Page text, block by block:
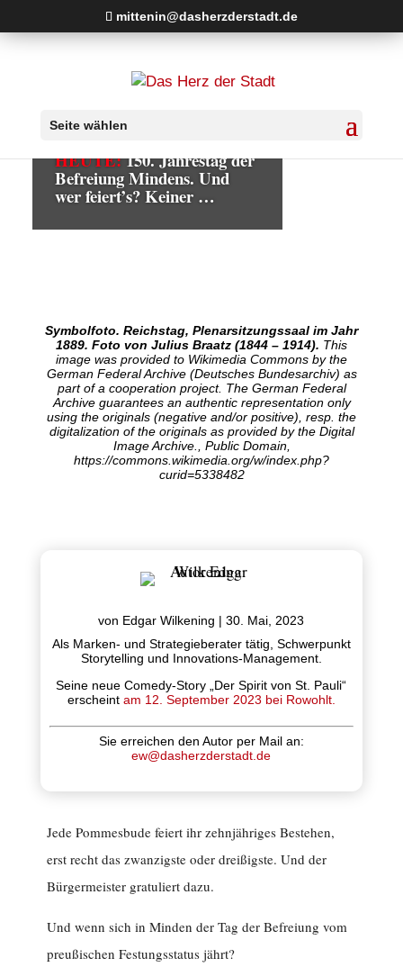
mittenin@dasherzderstadt.de
Seite wählen
HEUTE:150. Jahrestag der
Befreiung Mindens. Und
wer feiert’s? Keiner …
Symbolfoto. Reichstag, Plenarsitzungssaal im Jahr
1889. Foto von Julius Braatz (1844 – 1914). This
image was provided to Wikimedia Commons by the
German Federal Archive (Deutsches Bundesarchiv) as
part of a cooperation project. The German Federal
Archive guarantees an authentic representation only
using the originals (negative and/or positive), resp. the
digitalization of the originals as provided by the Digital
Image Archive., Public Domain,
https://commons.wikimedia.org/w/index.php?
curid=5338482
von Edgar Wilkening |30. Mai, 2023
Als Marken- und Strategieberater tätig, Schwerpunkt
Storytelling und Innovations-Management.
Seine neue Comedy-Story „Der Spirit von St. Pauli“
erscheint am 12. September 2023 bei Rowohlt.
Sie erreichen den Autor per Mail an:
ew@dasherzderstadt.de
Jede Pommesbude feiert ihr zehnjähriges Bestehen,
erst recht das zwanzigste oder dreißigste. Und der
Bürgermeister gratuliert dazu.
Und wenn sich in Minden der Tag der Befreiung vom
preußischen Festungsstatus jährt?